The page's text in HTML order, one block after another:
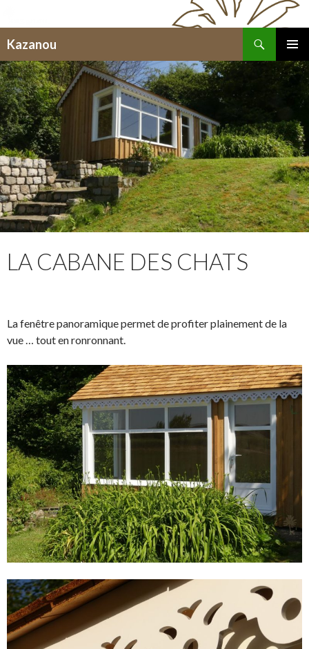
Kazanou
MENU
AU
CONTENU
LA CABANE DES CHATS
La fenêtre panoramique permet de profiter plainement de la
vue … tout en ronronnant.